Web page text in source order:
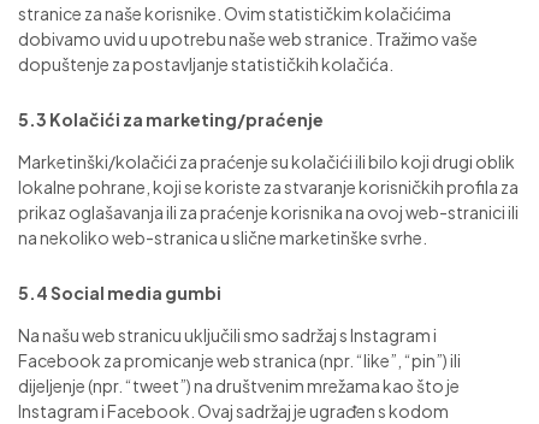
stranice za naše korisnike. Ovim statističkim kolačićima
dobivamo uvid u upotrebu naše web stranice. Tražimo vaše
dopuštenje za postavljanje statističkih kolačića.
5.3 Kolačići za marketing/praćenje
Marketinški/kolačići za praćenje su kolačići ili bilo koji drugi oblik
lokalne pohrane, koji se koriste za stvaranje korisničkih profila za
prikaz oglašavanja ili za praćenje korisnika na ovoj web-stranici ili
na nekoliko web-stranica u slične marketinške svrhe.
5.4 Social media gumbi
Na našu web stranicu uključili smo sadržaj s Instagram i
Facebook za promicanje web stranica (npr. “like”, “pin”) ili
dijeljenje (npr. “tweet”) na društvenim mrežama kao što je
Instagram i Facebook. Ovaj sadržaj je ugrađen s kodom